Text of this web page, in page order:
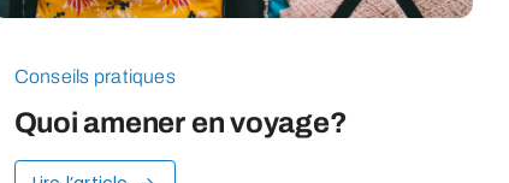
Conseils pratiques
Quoi amener en voyage?